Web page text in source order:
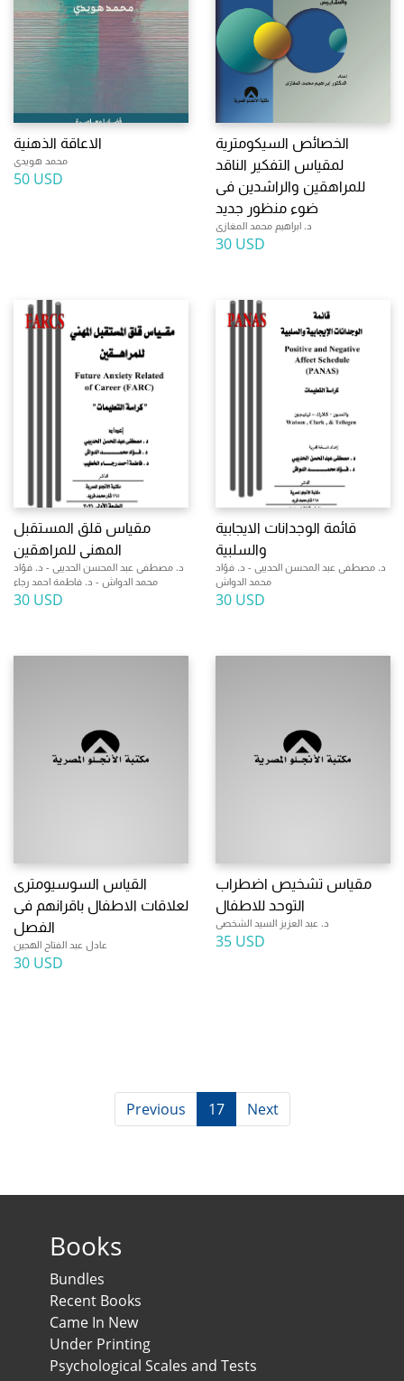
الاعاقة الذهنية
محمد هويدى
50 USD
الخصائص السيكومترية
لمقياس التفكير الناقد
للمراهقين والراشدين فى
ضوء منظور جديد
د. ابراهيم محمد المغازى
30 USD
مقياس قلق المستقبل
المهنى للمراهقين
د. مصطفى عبد المحسن الحديبى - د. فؤاد
محمد الدواش - د. فاطمة احمد رجاء
30 USD
قائمة الوجدانات الايجابية
والسلبية
د. مصطفى عبد المحسن الحديبى - د. فؤاد
محمد الدواش
30 USD
القياس السوسيومترى
لعلاقات الاطفال باقرانهم فى
الفصل
عادل عبد الفتاح الهجين
30 USD
مقياس تشخيص اضطراب
التوحد للاطفال
د. عبد العزيز السيد الشخصى
35 USD
Previous 17 Next
Books
Bundles
Recent Books
Came In New
Under Printing
Psychological Scales and Tests